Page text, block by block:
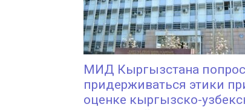
МИД Кыргызстана
придерживаться этики
оценке кыргызско-